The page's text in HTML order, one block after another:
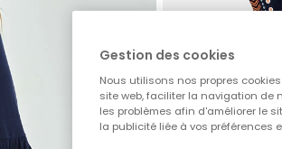
Gestion des cookies
Nous utilisons nos propres
site web, faciliter la navigation de
les problèmes afin d'améliorer le
la publicité liée à vos préférences